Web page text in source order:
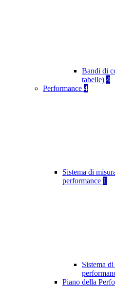
Bandi di
tabelle) 4
Performance 4
Sistema di
performance 1
Sistema
Piano della